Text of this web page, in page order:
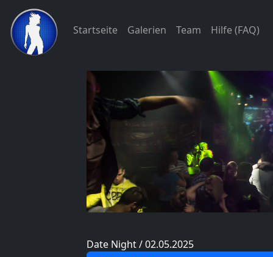
Startseite Galerien Team Hilfe (FAQ)
Date Night / 02.05.2025